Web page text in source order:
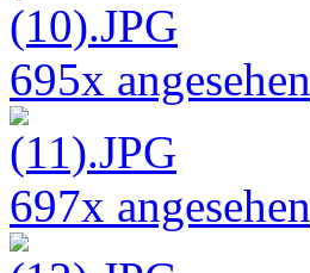
695x angesehen
697x angesehen